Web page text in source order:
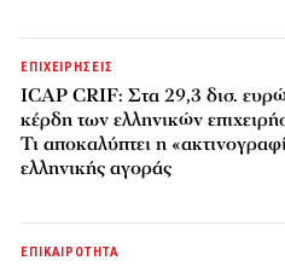
ΕΠΙΧΕΙΡΗΣΕΙΣ
ICAP CRIF: Στα 29,3 δισ.
κέρδη των ελληνικών
Τι αποκαλύπτει η
ελληνικής αγοράς
ΕΠΙΚΑΙΡΟΤΗΤΑ